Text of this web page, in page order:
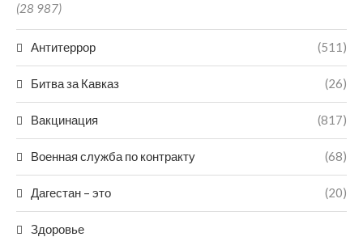
(28 987)
Антитеррор (511)
Битва за Кавказ (26)
Вакцинация (817)
Военная служба по контракту (68)
Дагестан – это (20)
Здоровье